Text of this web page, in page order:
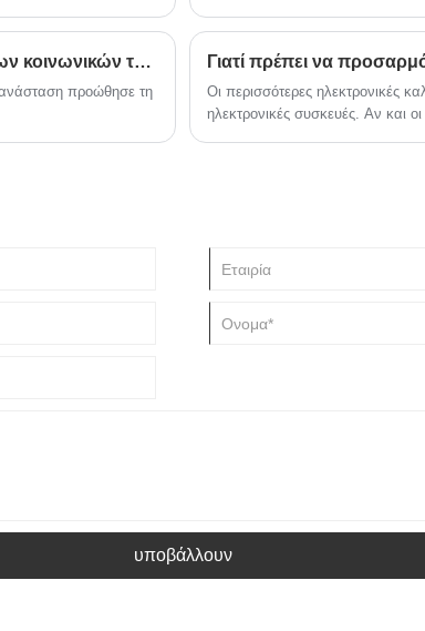
Η επεξεργασία καλωδίων καλύπτει τις ανάγκες όλων των κοινωνικών τάξεων.
προώθησε τη
Οι περισσότερες ηλεκτρονικές
ηλεκτρονικές συσκευές. Αν και
υποβάλλουν